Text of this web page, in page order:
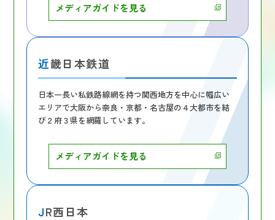
メディアガイドを見る
近畿日本鉄道
日本一長い私鉄路線網を持つ関西地方を中心に幅広い
エリアで大阪から奈良・京都・名古屋の４大都市を結
び２府３県を網羅しています。
メディアガイドを見る
JR西日本